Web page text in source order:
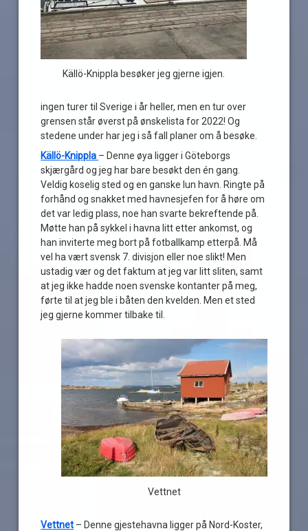
Källö-Knippla besøker jeg gjerne igjen.
ingen turer til Sverige i år heller, men en tur over
grensen står øverst på ønskelista for 2022! Og
stedene under har jeg i så fall planer om å besøke.
Källö-Knippla – Denne øya ligger i Göteborgs
skjærgård og jeg har bare besøkt den én gang.
Veldig koselig sted og en ganske lun havn. Ringte på
forhånd og snakket med havnesjefen for å høre om
det var ledig plass, noe han svarte bekreftende på.
Møtte han på sykkel i havna litt etter ankomst, og
han inviterte meg bort på fotballkamp etterpå. Må
vel ha vært svensk 7. divisjon eller noe slikt! Men
ustadig vær og det faktum at jeg var litt sliten, samt
at jeg ikke hadde noen svenske kontanter på meg,
førte til at jeg ble i båten den kvelden. Men et sted
jeg gjerne kommer tilbake til.
Vettnet
Vettnet – Denne gjestehavna ligger på Nord-Koster,